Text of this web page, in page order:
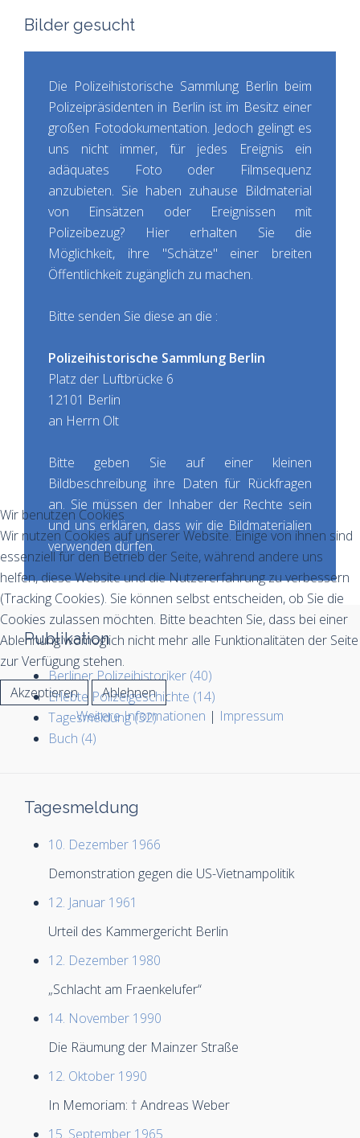
Bilder gesucht
Die Polizeihistorische Sammlung Berlin beim
Polizeipräsidenten in Berlin ist im Besitz einer
großen Fotodokumentation. Jedoch gelingt es
uns nicht immer, für jedes Ereignis ein
adäquates Foto oder Filmsequenz
anzubieten. Sie haben zuhause Bildmaterial
von Einsätzen oder Ereignissen mit
Polizeibezug? Hier erhalten Sie die
Möglichkeit, ihre "Schätze" einer breiten
Öffentlichkeit zugänglich zu machen.
Bitte senden Sie diese an die :
Polizeihistorische Sammlung Berlin
Platz der Luftbrücke 6
12101 Berlin
an Herrn Olt
Bitte geben Sie auf einer kleinen
Bildbeschreibung ihre Daten für Rückfragen
an. Sie müssen der Inhaber der Rechte sein
und uns erklären, dass wir die Bildmaterialien
verwenden dürfen.
Publikation
Berliner Polizeihistoriker (40)
Erlebte Polizeigeschichte (14)
Tagesmeldung (32)
Buch (4)
Tagesmeldung
10. Dezember 1966
Demonstration gegen die US-Vietnampolitik
12. Januar 1961
Urteil des Kammergericht Berlin
12. Dezember 1980
„Schlacht am Fraenkelufer“
14. November 1990
Die Räumung der Mainzer Straße
12. Oktober 1990
In Memoriam: † Andreas Weber
15. September 1965
Wir benutzen Cookies
Wir nutzen Cookies auf unserer Website. Einige von ihnen sind
essenziell für den Betrieb der Seite, während andere uns
helfen, diese Website und die Nutzererfahrung zu verbessern
(Tracking Cookies). Sie können selbst entscheiden, ob Sie die
Cookies zulassen möchten. Bitte beachten Sie, dass bei einer
Ablehnung womöglich nicht mehr alle Funktionalitäten der Seite
zur Verfügung stehen.
Akzeptieren
Ablehnen
Weitere Informationen | Impressum